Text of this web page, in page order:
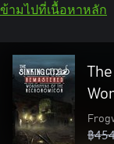
ข้ามไปที่เนื้อหาหลัก
฿